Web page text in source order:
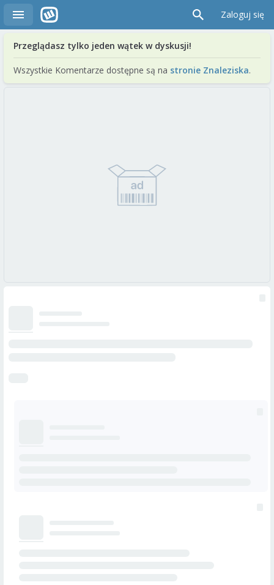
Zaloguj się
Przeglądasz tylko jeden wątek w dyskusji!
Wszystkie Komentarze dostępne są na stronie Znaleziska.